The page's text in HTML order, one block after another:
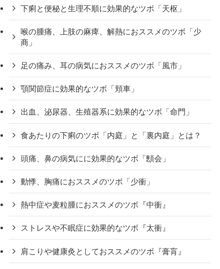
下痢と便秘と生理不順に効果的なツボ「天枢」
喉の腫痛、上肢の麻痺、解熱におススメのツボ「少
商」
足の痛み、耳の病気におススメのツボ「風市」
顎関節症に効果的なツボ「頬車」
出血、泌尿器、生殖器系に効果的なツボ「命門」
食あたりの下痢のツボ「内庭」と「裏内庭」とは？
頭痛、鼻の病気にに効果的なツボ「顖会」
動悸、胸痛におススメのツボ「少衝」
熱中症や麦粒腫におススメのツボ『中衝』
ストレスや不眠症に効果的なツボ『太衝』
肩こりや健康灸としておススメのツボ『膏肓』